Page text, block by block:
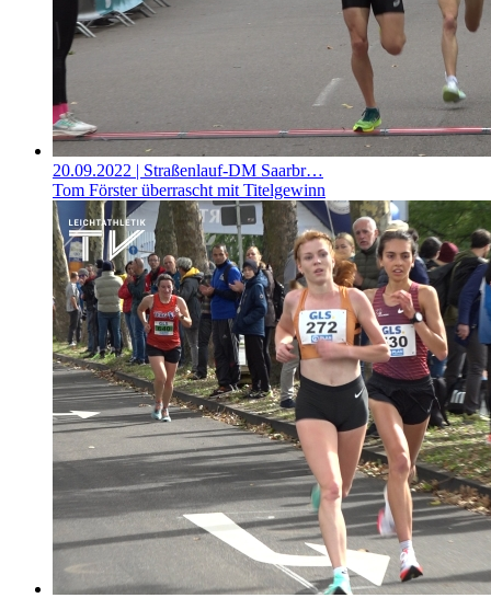
20.09.2022 | Straßenlauf-DM Saarbr…
Tom Förster überrascht mit Titelgewinn